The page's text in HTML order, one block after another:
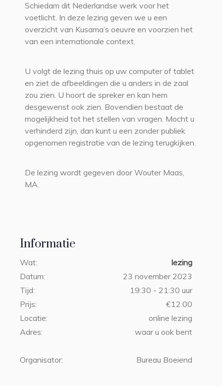
Informatie
Wat:
lezing
Datum:
23 november 2023
Tijd:
19:30 - 21:30 uur
Prijs:
€12.00
Locatie:
online lezing
Adres:
waar u ook bent
Organisator: Bureau Boeiend
Schiedam dit Nederlandse werk voor het
voetlicht. In deze lezing geven we u een
overzicht van Kusama’s oeuvre en voorzien het
van een internationale context.
U volgt de lezing thuis op uw computer of tablet
en ziet de afbeeldingen die u anders in de zaal
zou zien. U hoort de spreker en kan hem
desgewenst ook zien. Bovendien bestaat de
mogelijkheid tot het stellen van vragen. Mocht u
verhinderd zijn, dan kunt u een zonder publiek
opgenomen registratie van de lezing terugkijken.
De lezing wordt gegeven door Wouter Maas,
MA.